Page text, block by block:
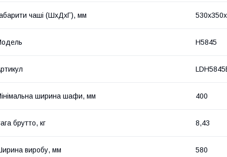
чаші (ШхДхГ), мм
H5845
ширина шафи, мм 400
брутто, кг 8,43
виробу, мм 580